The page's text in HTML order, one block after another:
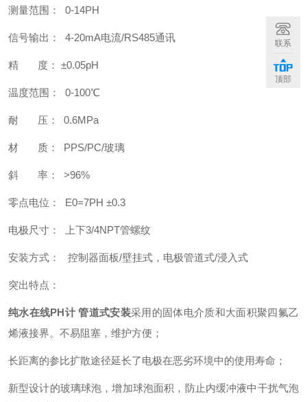
测量范围： 0-14PH
信号输出： 4-20mA电流/RS485通讯
精 度： ±0.05pH
温度范围： 0-100℃
耐 压： 0.6MPa
材 质： PPS/PC/玻璃
斜 率： >96%
零点电位： E0=7PH ±0.3
电极尺寸： 上下3/4NPT管螺纹
安装方式： 控制器面板/壁挂式，电极管道式/浸入式
突出特点：
纯水在线PH计 管道式安装采用的固体电介质和大面积聚四氟乙
烯液接界。不易阻塞，维护方便；
长距离的参比扩散途径延长了电极在恶劣环境中的使用寿命；
新型设计的玻璃球泡，增加球泡面积，防止内缓冲液中干扰气泡
联系
顶部